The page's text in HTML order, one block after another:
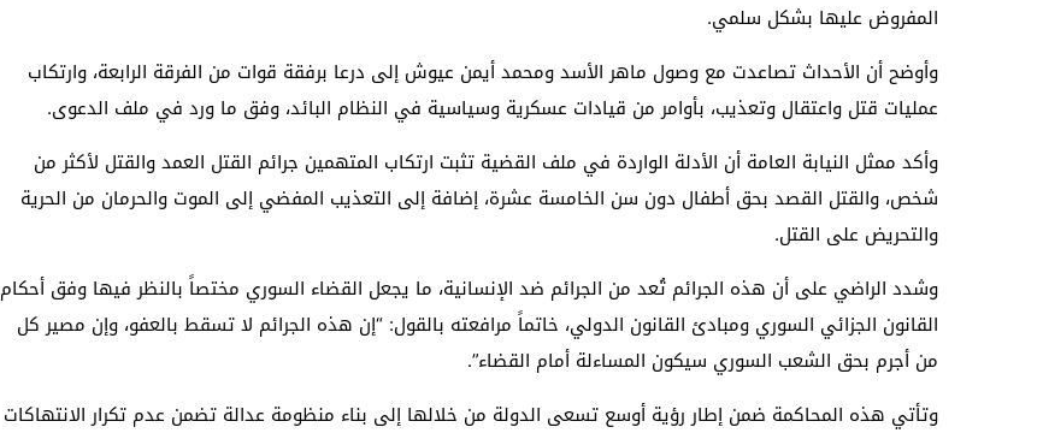
المفروض عليها بشكل سلمي.
وأوضح أن الأحداث تصاعدت مع وصول ماهر الأسد ومحمد أيمن عيوش إلى درعا برفقة قوات من الفرقة الرابعة، وارتكاب
عمليات قتل واعتقال وتعذيب، بأوامر من قيادات عسكرية وسياسية في النظام البائد، وفق ما ورد في ملف الدعوى.
وأكد ممثل النيابة العامة أن الأدلة الواردة في ملف القضية تثبت ارتكاب المتهمين جرائم القتل العمد والقتل لأكثر من
شخص، والقتل القصد بحق أطفال دون سن الخامسة عشرة، إضافة إلى التعذيب المفضي إلى الموت والحرمان من الحرية
والتحريض على القتل.
وشدد الراضي على أن هذه الجرائم تُعد من الجرائم ضد الإنسانية، ما يجعل القضاء السوري مختصاً بالنظر فيها وفق أحكام
القانون الجزائي السوري ومبادئ القانون الدولي، خاتماً مرافعته بالقول: “إن هذه الجرائم لا تسقط بالعفو، وإن مصير كل
من أجرم بحق الشعب السوري سيكون المساءلة أمام القضاء”.
وتأتي هذه المحاكمة ضمن إطار رؤية أوسع تسعى الدولة من خلالها إلى بناء منظومة عدالة تضمن عدم تكرار الانتهاكات